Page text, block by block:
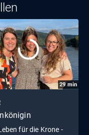
29min
für die Krone -